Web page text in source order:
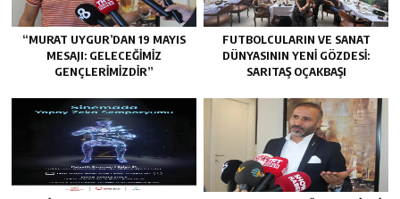
“MURAT UYGUR’DAN 19 MAYIS
MESAJI: GELECEĞIMIZ
GENÇLERIMIZDIR”
FUTBOLCULARIN VE SANAT
DÜNYASININ YENI GÖZDESI:
SARITAŞ OÇAKBAŞI